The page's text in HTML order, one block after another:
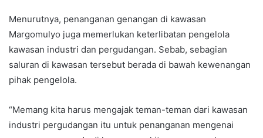
Menurutnya, penanganan genangan di kawasan
Margomulyo juga memerlukan keterlibatan pengelola
kawasan industri dan pergudangan. Sebab, sebagian
saluran di kawasan tersebut berada di bawah kewenangan
pihak pengelola.
“Memang kita harus mengajak teman-teman dari kawasan
industri pergudangan itu untuk penanganan mengenai